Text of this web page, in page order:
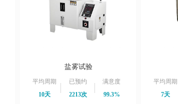
盐雾试验
平均周期
10天
已预约
2213次
满意度
99.3%
平均周期
7天